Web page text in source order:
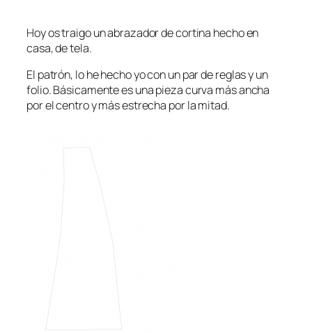
Hoy os traigo un abrazador de cortina hecho en
casa, de tela.
El patrón, lo he hecho yo con un par de reglas y un
folio. Básicamente es una pieza curva más ancha
por el centro y más estrecha por la mitad.